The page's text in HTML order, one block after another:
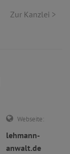
Zur Kanzlei >
Webseite:
lehmann-
anwalt.de